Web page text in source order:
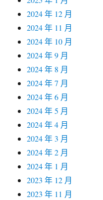
2024 年 12 月
2024 年 11 月
2024 年 10 月
2024 年 9 月
2024 年 8 月
2024 年 7 月
2024 年 6 月
2024 年 5 月
2024 年 4 月
2024 年 3 月
2024 年 2 月
2024 年 1 月
2023 年 12 月
2023 年 11 月